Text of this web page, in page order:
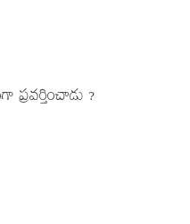
ప్రవర్తించాడు ?